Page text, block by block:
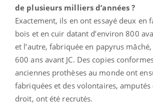
de plusieurs milliers d’années ?
Exactement, ils en ont essayé deux en
bois et en cuir datant d’environ 800
et l’autre, fabriquée en papyrus
600 ans avant JC. Des copies
anciennes prothèses au monde ont
fabriquées et des volontaires,
droit, ont été recrutés.